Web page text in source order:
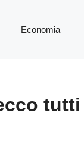
Economia
tutti